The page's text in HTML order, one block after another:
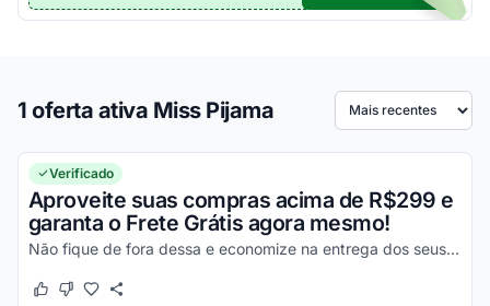
1 oferta ativa Miss Pijama Ordenar por
Verificado
Aproveite suas compras acima de R$299 e
garanta o Frete Grátis agora mesmo!
Não fique de fora dessa e economize na entrega dos seus produtos!
Este cupom funcionou
Este cupom não funcionou